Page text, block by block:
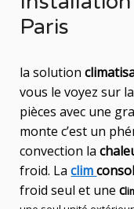
Paris
la solution
vous le voyez sur
pièces avec une
monte c’est un
convection la
froid. Laclim
froid seul et unec